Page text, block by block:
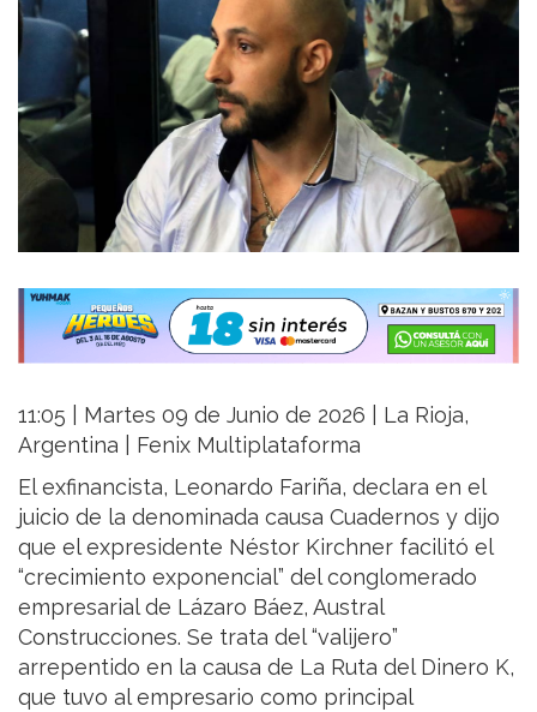
11:05 | Martes 09 de Junio de 2026 | La Rioja,
Argentina | Fenix Multiplataforma
El exfinancista, Leonardo Fariña, declara en el
juicio de la denominada causa Cuadernos y dijo
que el expresidente Néstor Kirchner facilitó el
“crecimiento exponencial” del conglomerado
empresarial de Lázaro Báez, Austral
Construcciones. Se trata del “valijero”
arrepentido en la causa de La Ruta del Dinero K,
que tuvo al empresario como principal